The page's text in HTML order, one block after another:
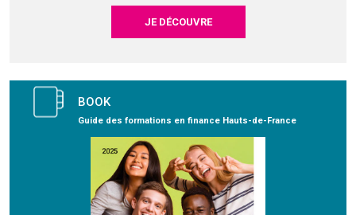
JE DÉCOUVRE
BOOK
Guide des formations en finance Hauts-de-France